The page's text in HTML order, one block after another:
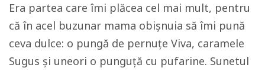
Era partea care îmi plăcea cel mai mult, pentru
că în acel buzunar mama obișnuia să îmi pună
ceva dulce: o pungă de pernuțe Viva, caramele
Sugus și uneori o punguță cu pufarine. Sunetul